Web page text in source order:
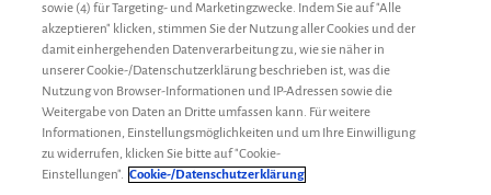
Jugend Gastbeiträge 25. April 2018
Die Kindheit mit Hämophilie A – Teil 1
sowie (4) für Targeting- und Marketingzwecke. Indem Sie auf "Alle
akzeptieren" klicken, stimmen Sie der Nutzung aller Cookies und der
damit einhergehenden Datenverarbeitung zu, wie sie näher in
unserer Cookie-/Datenschutzerklärung beschrieben ist, was die
Nutzung von Browser-Informationen und IP-Adressen sowie die
Weitergabe von Daten an Dritte umfassen kann. Für weitere
Informationen, Einstellungsmöglichkeiten und um Ihre Einwilligung
zu widerrufen, klicken Sie bitte auf "Cookie-
Einstellungen". Cookie-/Datenschutzerklärung